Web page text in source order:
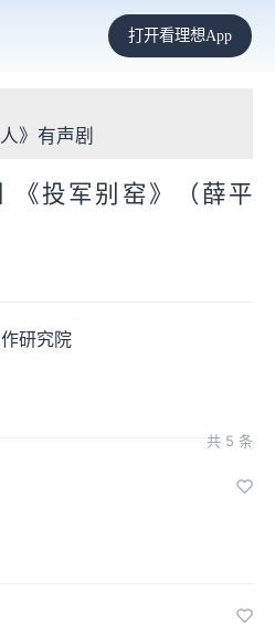
打开看理想App
》有声剧
《投军别窑》（薛平
研究院
共 5 条